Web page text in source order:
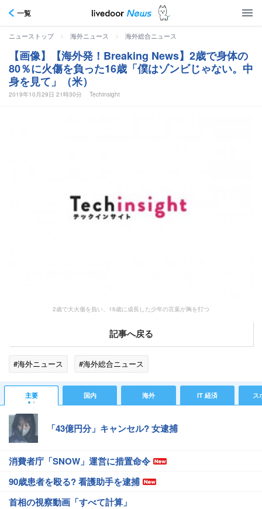
一覧
ニューストップ > 海外ニュース > 海外総合ニュース
【画像】【海外発！Breaking News】2歳で身体の
80％に火傷を負った16歳「僕はゾンビじゃない。中
身を見て」（米）
2019年10月29日 21時30分 Techinsight
2歳で大火傷を負い、16歳に成長した少年の言葉が胸を打つ
記事へ戻る
#海外ニュース #海外総合ニュース
主要 国内 海外 IT 経済 ス
「43億円分」キャンセル? 女逮捕
消費者庁「SNOW」運営に措置命令
90歳患者を殴る? 看護助手を逮捕
首相の視察動画「すべて計算」